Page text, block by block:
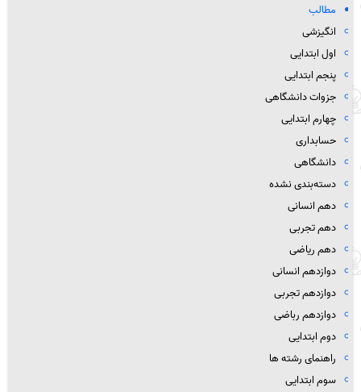
مطالب
انگیزشی
اول ابتدایی
پنجم ابتدایی
جزوات دانشگاهی
چهارم ابتدایی
حسابداری
دانشگاهی
دسته‌بندی نشده
دهم انسانی
دهم تجربی
دهم ریاضی
دوازدهم انسانی
دوازدهم تجربی
دوازدهم رباضی
دوم ابتدایی
راهنمای رشته ها
سوم ابتدایی